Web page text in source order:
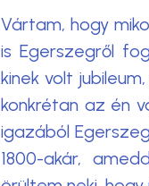
Vártam, hogy
is Egerszegről
kinek volt
konkrétan az én
igazából
1800-akár,